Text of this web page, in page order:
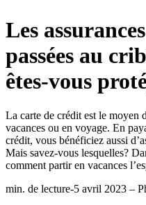
Les
passées au
êtes-vous
La carte de crédit est le moyen
vacances ou en voyage. En
crédit, vous bénéficiez aussi
Mais savez-vous lesquelles?
comment partir en vacances
min. de lecture-5 avril 2023 –